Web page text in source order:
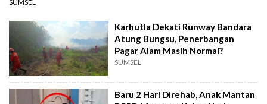
SUMSEL
Karhutla Dekati Runway Bandara
Atung Bungsu, Penerbangan
Pagar Alam Masih Normal?
SUMSEL
Baru 2 Hari Direhab, Anak Mantan